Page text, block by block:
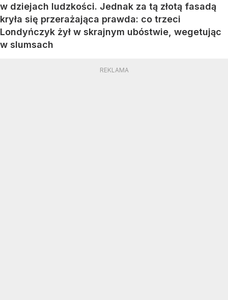
w dziejach ludzkości. Jednak za tą złotą fasadą
kryła się przerażająca prawda: co trzeci
Londyńczyk żył w skrajnym ubóstwie, wegetując
w slumsach